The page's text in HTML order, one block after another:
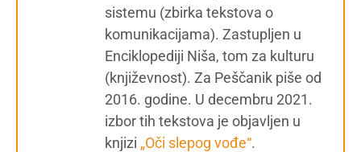
sistemu (zbirka tekstova o
komunikacijama). Zastupljen u
Enciklopediji Niša, tom za kulturu
(književnost). Za Peščanik piše od
2016. godine. U decembru 2021.
izbor tih tekstova je objavljen u
knjizi „Oči slepog vođe“.